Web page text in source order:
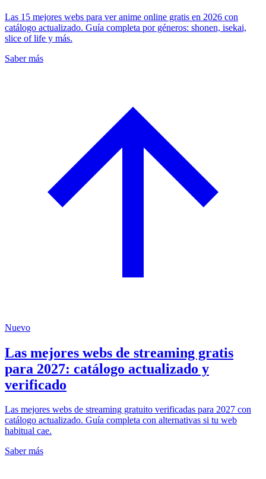
Las 15 mejores webs para ver anime online gratis en 2026 con
catálogo actualizado. Guía completa por géneros: shonen, isekai,
slice of life y más.
Saber más
Nuevo
Las mejores webs de streaming gratis
para 2027: catálogo actualizado y
verificado
Las mejores webs de streaming gratuito verificadas para 2027 con
catálogo actualizado. Guía completa con alternativas si tu web
habitual cae.
Saber más